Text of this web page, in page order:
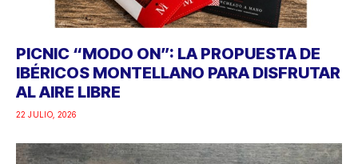
PICNIC “MODO ON”: LA PROPUESTA DE
IBÉRICOS MONTELLANO PARA DISFRUTAR
AL AIRE LIBRE
22 JULIO, 2026